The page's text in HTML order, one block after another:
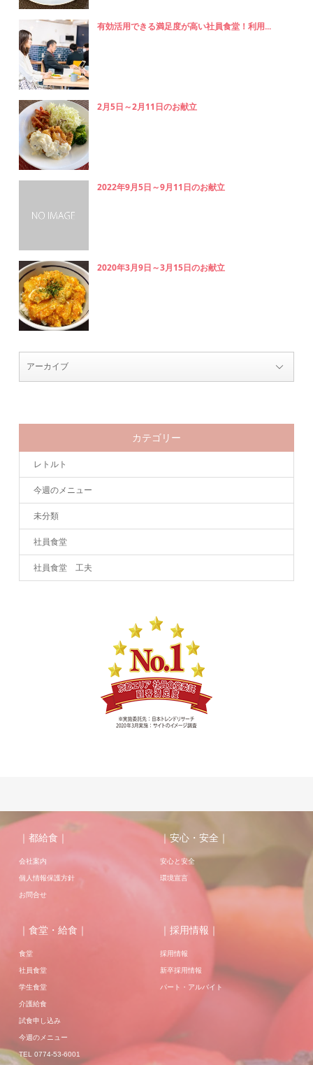
有効活用できる満足度が高い社員食堂！利用...
2月5日～2月11日のお献立
2022年9月5日～9月11日のお献立
2020年3月9日～3月15日のお献立
カテゴリー
レトルト
今週のメニュー
未分類
社員食堂
社員食堂 工夫
｜都給食｜
会社案内
個人情報保護方針
お問合せ
｜安心・安全｜
安心と安全
環境宣言
｜食堂・給食｜
食堂
社員食堂
学生食堂
介護給食
試食申し込み
今週のメニュー
TEL 0774-53-6001
｜採用情報｜
採用情報
新卒採用情報
パート・アルバイト